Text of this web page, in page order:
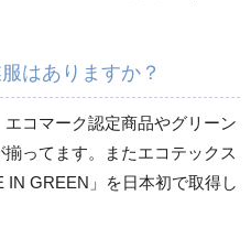
カーゴパンツ
春夏カーゴパンツ作業
ズボン
はありますか？
コマーク認定商品やグリーン
ってます。またエコテックス
IN GREEN」を日本初で取得し